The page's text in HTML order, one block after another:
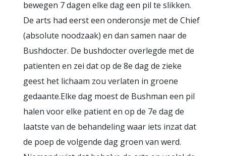
bewegen 7 dagen elke dag een pil te slikken.
De arts had eerst een onderonsje met de Chief
(absolute noodzaak) en dan samen naar de
Bushdocter. De bushdocter overlegde met de
patienten en zei dat op de 8e dag de zieke
geest het lichaam zou verlaten in groene
gedaante.Elke dag moest de Bushman een pil
halen voor elke patient en op de 7e dag de
laatste van de behandeling waar iets inzat dat
de poep de volgende dag groen van werd.